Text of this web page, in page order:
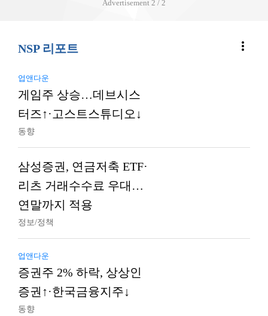
Advertisement 2 / 2
NSP 리포트 more_vert
업앤다운
게임주 상승…데브시스
터즈↑·고스트스튜디오↓
동향
삼성증권, 연금저축 ETF·
리츠 거래수수료 우대…
연말까지 적용
정보/정책
업앤다운
증권주 2% 하락, 상상인
증권↑·한국금융지주↓
동향